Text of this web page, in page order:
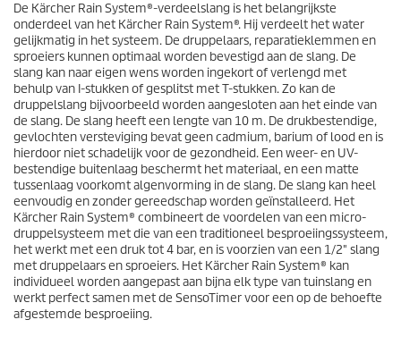
De Kärcher Rain System®-verdeelslang is het belangrijkste
onderdeel van het Kärcher Rain System®. Hij verdeelt het water
gelijkmatig in het systeem. De druppelaars, reparatieklemmen en
sproeiers kunnen optimaal worden bevestigd aan de slang. De
slang kan naar eigen wens worden ingekort of verlengd met
behulp van I-stukken of gesplitst met T-stukken. Zo kan de
druppelslang bijvoorbeeld worden aangesloten aan het einde van
de slang. De slang heeft een lengte van 10 m. De drukbestendige,
gevlochten versteviging bevat geen cadmium, barium of lood en is
hierdoor niet schadelijk voor de gezondheid. Een weer- en UV-
bestendige buitenlaag beschermt het materiaal, en een matte
tussenlaag voorkomt algenvorming in de slang. De slang kan heel
eenvoudig en zonder gereedschap worden geïnstalleerd. Het
Kärcher Rain System® combineert de voordelen van een micro-
druppelsysteem met die van een traditioneel besproeiingssysteem,
het werkt met een druk tot 4 bar, en is voorzien van een 1/2" slang
met druppelaars en sproeiers. Het Kärcher Rain System® kan
individueel worden aangepast aan bijna elk type van tuinslang en
werkt perfect samen met de SensoTimervoor een op de behoefte
afgestemde besproeiing.